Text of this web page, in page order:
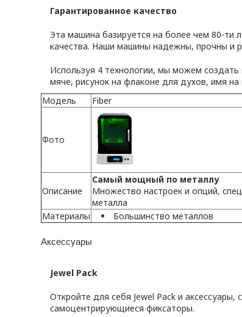
Гарантированное качество
Эта машина базируется на более чем 80-ти
качества. Наши машины надежны, прочны и
Используя 4 технологии, мы можем
мяче, рисунок на флаконе для духов, имя
Модель
Fiber
Фото
Описание
Самый мощный по металлу
Множество настроек и опций,
металла
Материалы
Большинство металлов
Аксессуары
Jewel Pack
Откройте для себя Jewel Pack и
самоцентрирующиеся фиксаторы.